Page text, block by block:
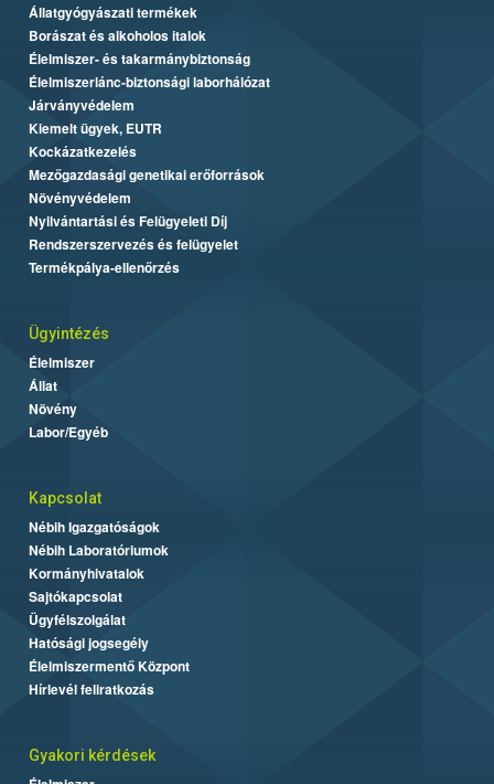
Állatgyógyászati termékek
Borászat és alkoholos italok
Élelmiszer- és takarmánybiztonság
Élelmiszerlánc-biztonsági laborhálózat
Járványvédelem
Kiemelt ügyek, EUTR
Kockázatkezelés
Mezőgazdasági genetikai erőforrások
Növényvédelem
Nyilvántartási és Felügyeleti Díj
Rendszerszervezés és felügyelet
Termékpálya-ellenőrzés
Ügyintézés
Élelmiszer
Állat
Növény
Labor/Egyéb
Kapcsolat
Nébih Igazgatóságok
Nébih Laboratóriumok
Kormányhivatalok
Sajtókapcsolat
Ügyfélszolgálat
Hatósági jogsegély
Élelmiszermentő Központ
Hírlevél feliratkozás
Gyakori kérdések